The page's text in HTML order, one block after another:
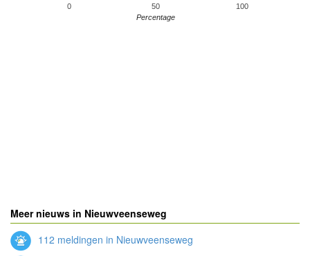
0 50 100
Percentage
Meer nieuws in Nieuwveenseweg
112 meldingen in Nieuwveenseweg